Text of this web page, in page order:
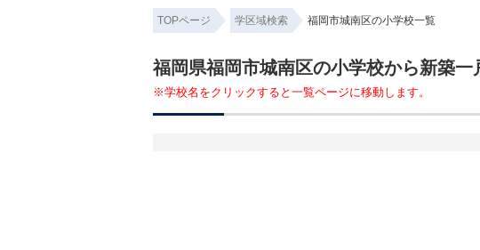
TOPページ 学区域検索 福岡市城南区の小学校一覧
福岡県福岡市城南区の小学校から新築一
※学校名をクリックすると一覧ページに移動します。